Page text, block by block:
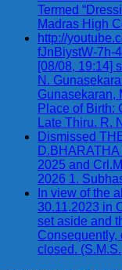
Termed
Madras High
http://
fJnBiystW-7h-
[08/08, 19:14]
N.
Gunasekaran,
Place of Birth:
Late Thiru. R.
Dismissed
2025 and
2026 1.
In view of the
30.11.2023 in
set aside and
closed.